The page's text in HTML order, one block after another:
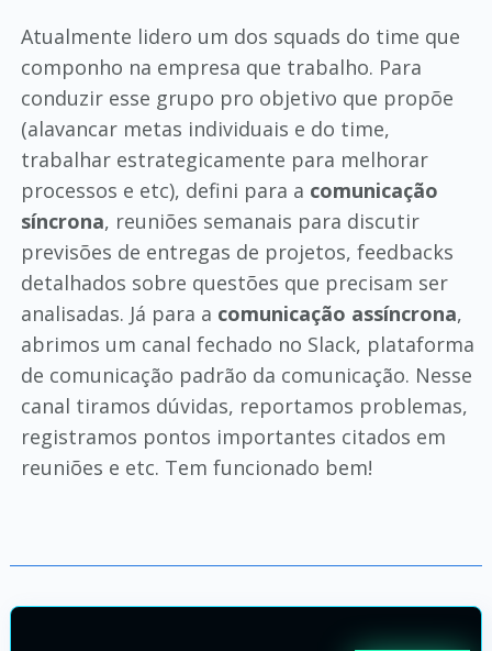
Atualmente lidero um dos squads do time que
componho na empresa que trabalho. Para
conduzir esse grupo pro objetivo que propõe
(alavancar metas individuais e do time,
trabalhar estrategicamente para melhorar
processos e etc), defini para a comunicação
síncrona, reuniões semanais para discutir
previsões de entregas de projetos, feedbacks
detalhados sobre questões que precisam ser
analisadas. Já para a comunicação assíncrona,
abrimos um canal fechado no Slack, plataforma
de comunicação padrão da comunicação. Nesse
canal tiramos dúvidas, reportamos problemas,
registramos pontos importantes citados em
reuniões e etc. Tem funcionado bem!